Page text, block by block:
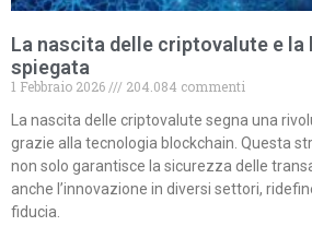
La nascita delle criptovalute e la
spiegata
1 Febbraio 2026
204.084 commenti
La nascita delle criptovalute segna una
grazie alla tecnologia blockchain. Questa
non solo garantisce la sicurezza delle
anche l’innovazione in diversi settori,
fiducia.